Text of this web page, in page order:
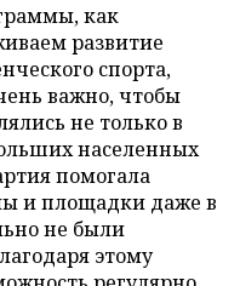
как
развитие
спорта,
важно, чтобы
не только в
населенных
помогала
и площадки даже в
не были
этому